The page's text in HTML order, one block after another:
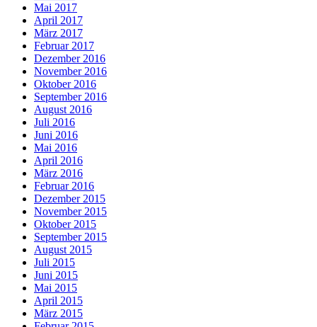
Mai 2017
April 2017
März 2017
Februar 2017
Dezember 2016
November 2016
Oktober 2016
September 2016
August 2016
Juli 2016
Juni 2016
Mai 2016
April 2016
März 2016
Februar 2016
Dezember 2015
November 2015
Oktober 2015
September 2015
August 2015
Juli 2015
Juni 2015
Mai 2015
April 2015
März 2015